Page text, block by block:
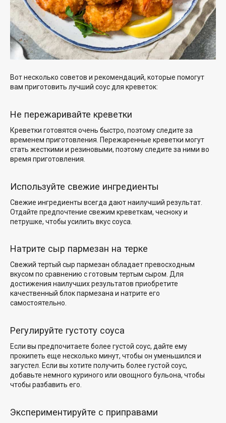
Вот несколько советов и рекомендаций, которые помогут
вам приготовить лучший соус для креветок:
Не пережаривайте креветки
Креветки готовятся очень быстро, поэтому следите за
временем приготовления. Пережаренные креветки могут
стать жесткими и резиновыми, поэтому следите за ними во
время приготовления.
Используйте свежие ингредиенты
Свежие ингредиенты всегда дают наилучший результат.
Отдайте предпочтение свежим креветкам, чесноку и
петрушке, чтобы усилить вкус соуса.
Натрите сыр пармезан на терке
Свежий тертый сыр пармезан обладает превосходным
вкусом по сравнению с готовым тертым сыром. Для
достижения наилучших результатов приобретите
качественный блок пармезана и натрите его
самостоятельно.
Регулируйте густоту соуса
Если вы предпочитаете более густой соус, дайте ему
прокипеть еще несколько минут, чтобы он уменьшился и
загустел. Если вы хотите получить более густой соус,
добавьте немного куриного или овощного бульона, чтобы
чтобы разбавить его.
Экспериментируйте с приправами